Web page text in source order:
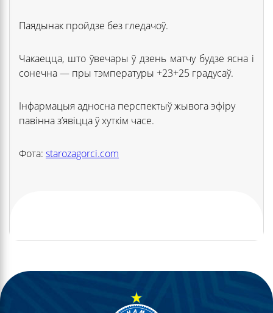
Паядынак пройдзе без гледачоў.
Чакаецца, што ўвечары ў дзень матчу будзе ясна і
сонечна — пры тэмпературы +23+25 градусаў.
Інфармацыя адносна перспектыў жывога эфіру
павінна з’явіцца ў хуткім часе.
Фота: starozagorci.com